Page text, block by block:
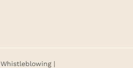
Whistleblowing|